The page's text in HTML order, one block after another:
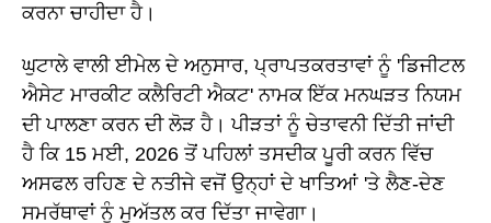
ਕਰਨਾ ਚਾਹੀਦਾ ਹੈ।
ਘੁਟਾਲੇ ਵਾਲੀ ਈਮੇਲ ਦੇ ਅਨੁਸਾਰ, ਪ੍ਰਾਪਤਕਰਤਾਵਾਂ ਨੂੰ 'ਡਿਜੀਟਲ
ਐਸੇਟ ਮਾਰਕੀਟ ਕਲੈਰਿਟੀ ਐਕਟ' ਨਾਮਕ ਇੱਕ ਮਨਘੜਤ ਨਿਯਮ
ਦੀ ਪਾਲਣਾ ਕਰਨ ਦੀ ਲੋੜ ਹੈ। ਪੀੜਤਾਂ ਨੂੰ ਚੇਤਾਵਨੀ ਦਿੱਤੀ ਜਾਂਦੀ
ਹੈ ਕਿ 15 ਮਈ, 2026 ਤੋਂ ਪਹਿਲਾਂ ਤਸਦੀਕ ਪੂਰੀ ਕਰਨ ਵਿੱਚ
ਅਸਫਲ ਰਹਿਣ ਦੇ ਨਤੀਜੇ ਵਜੋਂ ਉਨ੍ਹਾਂ ਦੇ ਖਾਤਿਆਂ 'ਤੇ ਲੈਣ-ਦੇਣ
ਸਮਰੱਥਾਵਾਂ ਨੂੰ ਮੁਅੱਤਲ ਕਰ ਦਿੱਤਾ ਜਾਵੇਗਾ।